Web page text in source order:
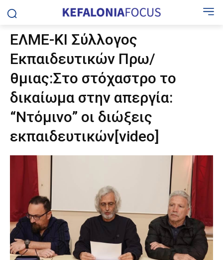
ΕΛΜΕ-ΚΙ Σύλλογος
Εκπαιδευτικών Πρω/
θμιας:Στο στόχαστρο το
δικαίωμα στην απεργία:
“Ντόμινο” οι διώξεις
εκπαιδευτικών[video]